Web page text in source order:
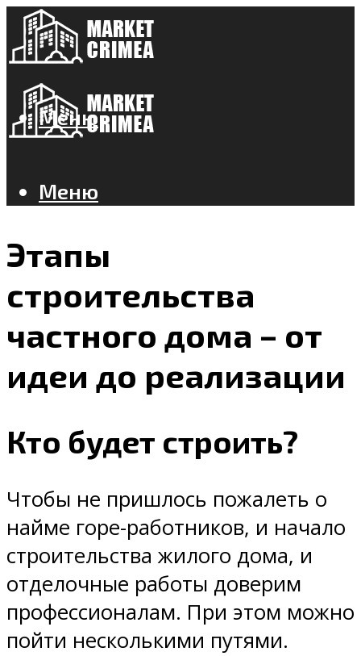
Меню
Меню
Этапы
строительства
частного дома – от
идеи до реализации
Кто будет строить?
Чтобы не пришлось пожалеть о
найме горе-работников, и начало
строительства жилого дома, и
отделочные работы доверим
профессионалам. При этом можно
пойти несколькими путями.